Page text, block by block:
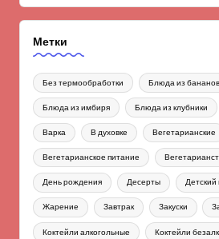
Метки
Без термообработки Блюда из бананов
Блюда из имбиря Блюда из клубники
Варка В духовке Вегетарианские
Вегетарианское питание
День рождения Десерты Детский
Жарение Завтрак Закуски
Коктейли алкогольные Коктейли